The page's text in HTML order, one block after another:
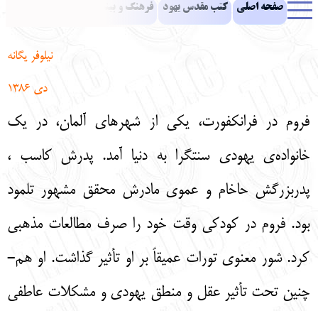
صفحه اصلی کتب مقدس یهود فرهنگ و بینش یهود
نیلوفر یگانه
دی
فروم در فرانکفورت، یکی از شهر‌های آلمان، در یک
خانواده‌ی یهودی سنتگرا به دنیا آمد. پدرش کاسب ،
پدربزرگش حاخام و عموی مادرش محقق مشهور تلمود
بود. فروم در کودکی وقت خود را صرف مطالعات مذهبی
کرد. شور معنوی تورات عمیقاً بر او تأثیر گذاشت. او هم-
چنین تحت تأثیر عقل و منطق یهودی و مشکلات عاطفی